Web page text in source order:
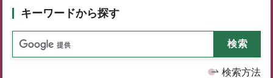
キーワードから探す
検索方法